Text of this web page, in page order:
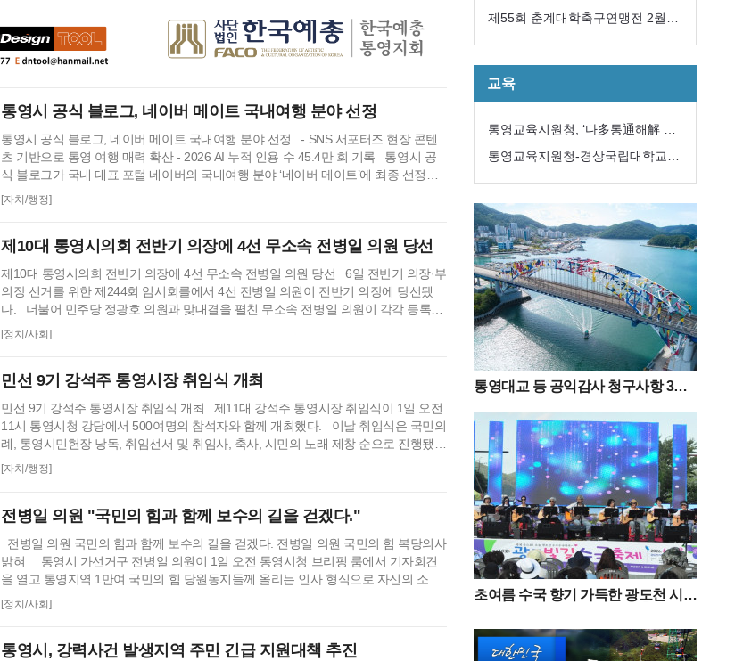
통영시 공식 블로그, 네이버 메이트 국내여행 분야 선정
통영시 공식 블로그, 네이버 메이트 국내여행 분야 선정 - SNS 서포터즈 현장 콘텐
츠 기반으로 통영 여행 매력 확산 - 2026 AI 누적 인용 수 45.4만 회 기록 통영시 공
식 블로그가 국내 대표 포털 네이버의 국내여행 분야 ‘네이버 메이트’에 최종 선정됐
다고 3일 밝혔다. 이번 선정은 네이버 AI 브리핑에 45.4만 회 이상 인용된 성과를 바
[자치/행정]
제10대 통영시의회 전반기 의장에 4선 무소속 전병일 의원 당선
제10대 통영시의회 전반기 의장에 4선 무소속 전병일 의원 당선 6일 전반기 의장·부
의장 선거를 위한 제244회 임시회를에서 4선 전병일 의원이 전반기 의장에 당선됐
다. 더불어 민주당 정광호 의원과 맞대결을 펼친 무소속 전병일 의원이 각각 등록해
정견 발표 이후 곧바로 실시된 제1차 투표 결과 총 투표수 14표 중 정광호 의원 7표,
[정치/사회]
민선 9기 강석주 통영시장 취임식 개최
민선 9기 강석주 통영시장 취임식 개최 제11대 강석주 통영시장 취임식이 1일 오전
11시 통영시청 강당에서 500여명의 참석자와 함께 개최했다. 이날 취임식은 국민의
례, 통영시민헌장 낭독, 취임선서 및 취임사, 축사, 시민의 노래 제창 순으로 진행됐
다. 취임선거를 마친 강석주 제11대 통영시장은 이어진 취임사에서 지난 6월 지방
숙여 …
[자치/행정]
전병일 의원 "국민의 힘과 함께 보수의 길을 걷겠다."
전병일 의원 국민의 힘과 함께 보수의 길을 걷겠다. 전병일 의원 국민의 힘 복당의사
밝혀 통영시 가선거구 전병일 의원이 1일 오전 통영시청 브리핑 룸에서 기자회견
을 열고 통영지역 1만여 국민의 힘 당원동지들께 올리는 인사 형식으로 자신의 소회
를 밝혔다. 전병일 위원은 “지난 지방선거에서 대한민국 보수의 텃밭이라고 평가받
질책하…
[정치/사회]
통영시, 강력사건 발생지역 주민 긴급 지원대책 추진
회’ 내달 8일개막
제55회 춘계대학축구연맹전 2월
12일 개막
교육
통영교육지원청, ‘다多통通해解 학
생맞춤통합지원 전문자문위원단’구
성
통영교육지원청-경상국립대학교
해양과학대학,
통영대교 등 공익감사 청구사항 3
초여름 수국 향기 가득한 광도천 시민